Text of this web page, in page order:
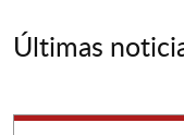
Últimas